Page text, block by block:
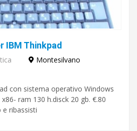
IBM Thinkpad
Montesilvano
con sistema operativo Windows
ram 130 h.disck 20 gb. €.80
e ribassisti